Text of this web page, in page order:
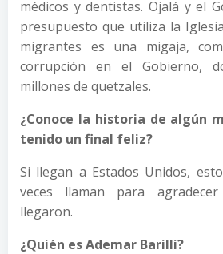
médicos y dentistas. Ojalá y el
presupuesto que utiliza la
migrantes es una migaja,
corrupción en el Gobierno,
millones de quetzales.
¿Conoce la historia de algún
tenido un final feliz?
Si llegan a Estados Unidos,
veces llaman para
llegaron.
¿Quién es Ademar Barilli?